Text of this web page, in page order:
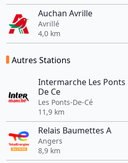
Auchan Avrille
Avrillé
4,0 km
Autres Stations
Intermarche Les Ponts
De Ce
Les Ponts-De-Cé
11,9 km
Relais Baumettes A
Angers
8,9 km